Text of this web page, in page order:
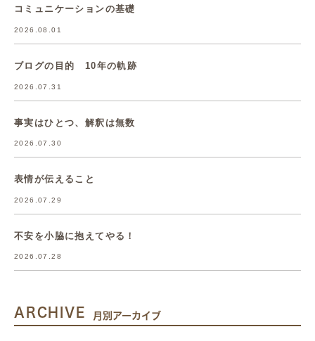
コミュニケーションの基礎
2026.08.01
ブログの目的 10年の軌跡
2026.07.31
事実はひとつ、解釈は無数
2026.07.30
表情が伝えること
2026.07.29
不安を小脇に抱えてやる！
2026.07.28
ARCHIVE 月別アーカイブ